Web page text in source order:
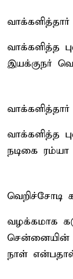
வாக்களித்தார்
வாக்களித்த
இயக்குநர்
வாக்களித்த
நடிகை
வழக்கமாக
சென்னையின்
நாள் என்பதால்